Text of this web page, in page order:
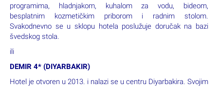
programima, hladnjakom, kuhalom za vodu, bideom,
besplatnim kozmetičkim priborom i radnim stolom.
Svakodnevno se u sklopu hotela poslužuje doručak na bazi
švedskog stola.
ili
DEMIR 4* (DIYARBAKIR)
Hotel je otvoren u 2013. i nalazi se u centru Diyarbakira. Svojim